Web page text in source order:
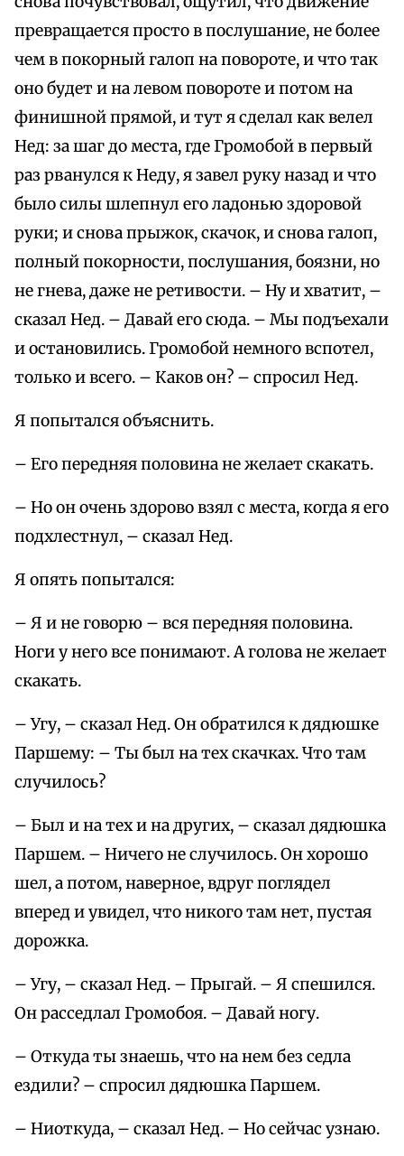
превращается просто в послушание, не более
чем в покорный галоп на повороте, и что так
оно будет и на левом повороте и потом на
финишной прямой, и тут я сделал как велел
Нед: за шаг до места, где Громобой в первый
раз рванулся к Неду, я завел руку назад и что
было силы шлепнул его ладонью здоровой
руки; и снова прыжок, скачок, и снова галоп,
полный покорности, послушания, боязни, но
не гнева, даже не ретивости. – Ну и хватит, –
сказал Нед. – Давай его сюда. – Мы подъехали
и остановились. Громобой немного вспотел,
только и всего. – Каков он? – спросил Нед.
Я попытался объяснить.
– Его передняя половина не желает скакать.
– Но он очень здорово взял с места, когда я его
подхлестнул, – сказал Нед.
Я опять попытался:
– Я и не говорю – вся передняя половина.
Ноги у него все понимают. А голова не желает
скакать.
– Угу, – сказал Нед. Он обратился к дядюшке
Паршему: – Ты был на тех скачках. Что там
случилось?
– Был и на тех и на других, – сказал дядюшка
Паршем. – Ничего не случилось. Он хорошо
шел, а потом, наверное, вдруг поглядел
вперед и увидел, что никого там нет, пустая
дорожка.
– Угу, – сказал Нед. – Прыгай. – Я спешился.
Он расседлал Громобоя. – Давай ногу.
– Откуда ты знаешь, что на нем без седла
ездили? – спросил дядюшка Паршем.
– Ниоткуда, – сказал Нед. – Но сейчас узнаю.